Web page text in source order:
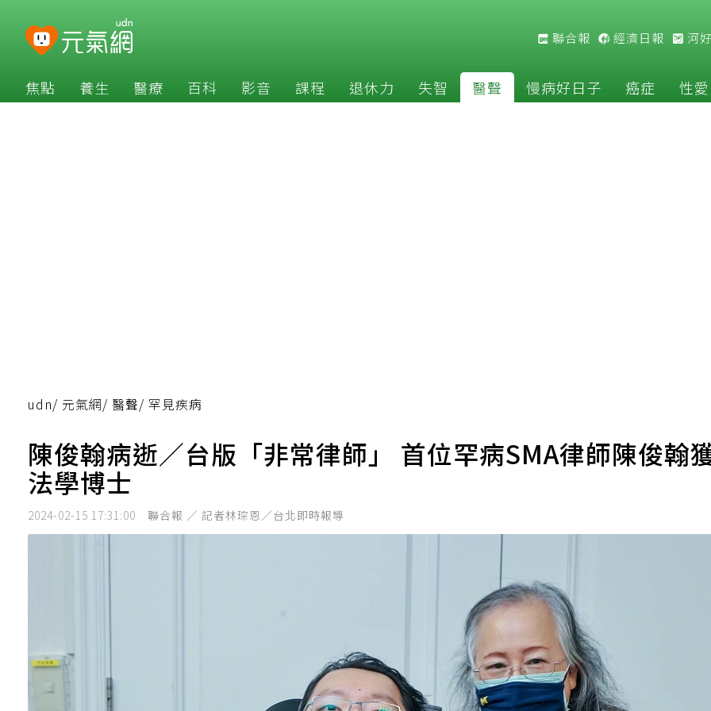
聯合報 經濟日報 河
焦點 養生 醫療 百科 影音 課程 退休力 失智 醫聲 慢病好日子 癌症 性愛
udn/ 元氣網/ 醫聲/ 罕見疾病
陳俊翰病逝／台版「非常律師」 首位罕病SMA律師陳俊翰
法學博士
2024-02-15 17:31:00 聯合報 ／ 記者林琮恩／台北即時報導